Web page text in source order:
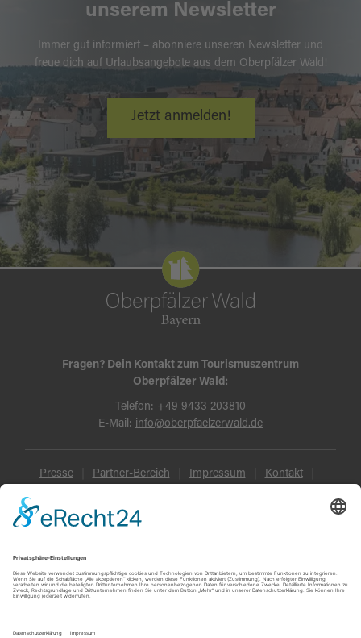
unserem Newsletter
Immer gut informiert – abonniere unseren Newsletter und
freue dich auf Urlaubsangebote aus dem Oberpfälzer Wald!
Jetzt anmelden!
Fragen? Dein Kontakt zum Tourismuszentrum
Oberpfälzer Wald:
Telefon: +49 9433 203810
E-Mail: info@oberpfaelzerwald.de
Presse Partner-Bereich Impressum Kontakt
Datenschutz